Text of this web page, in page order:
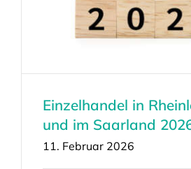
Einzelhandel in
und im Saarland
11. Februar 2026